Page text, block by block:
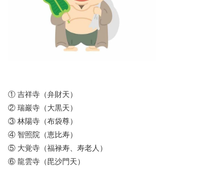
① 吉祥寺（弁財天）
② 瑞巖寺（大黒天）
③ 林陽寺（布袋尊）
④ 智照院（恵比寿）
⑤ 大覚寺（福禄寿、寿老人）
⑥ 龍雲寺（毘沙門天）